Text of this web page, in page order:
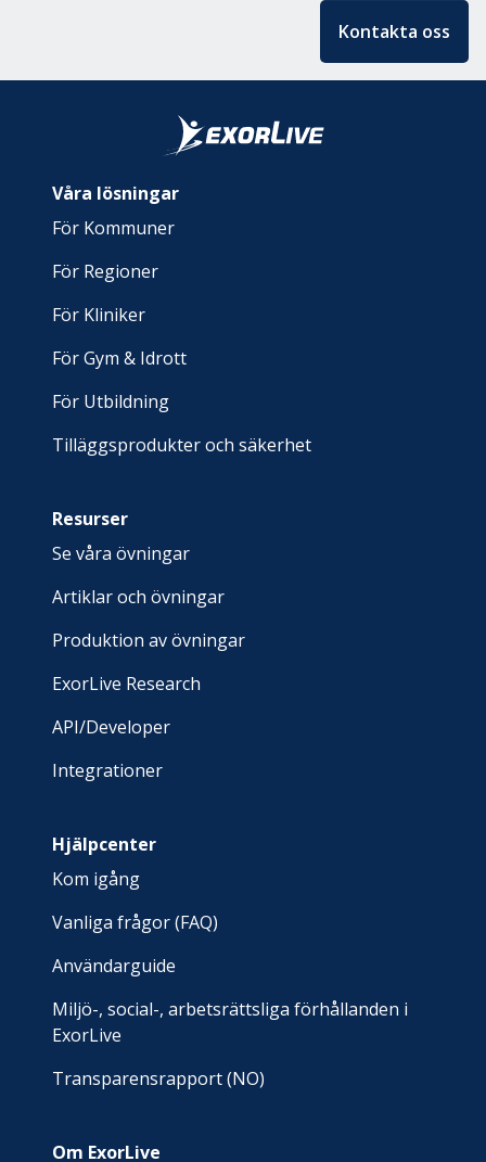
Kontakta oss
Våra lösningar
För Kommuner
För Regioner
För Kliniker
För Gym & Idrott
För Utbildning
Tilläggsprodukter och säkerhet
Resurser
Se våra övningar
Artiklar och övningar
Produktion av övningar
ExorLive Research
API/Developer
Integrationer
Hjälpcenter
Kom igång
Vanliga frågor (FAQ)
Användarguide
Miljö-, social-, arbetsrättsliga förhållanden i
ExorLive
Transparensrapport (NO)
Om ExorLive